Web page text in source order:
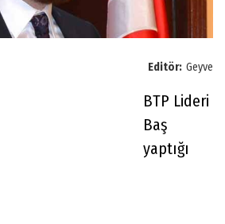
Editör: Geyve
BTP Lideri
Baş
yaptığı